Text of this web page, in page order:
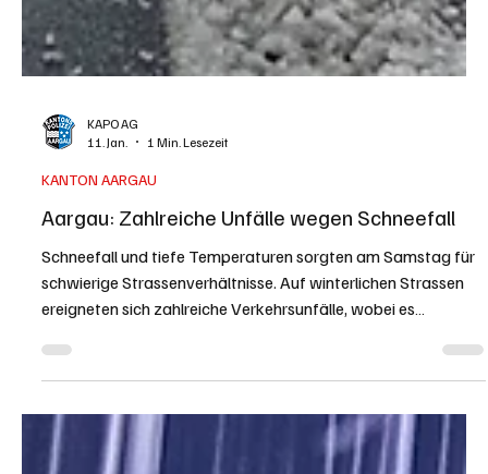
KAPO AG
11. Jan.
1 Min. Lesezeit
KANTON AARGAU
Schneefall und tiefe Temperaturen sorgten am Samstag für
schwierige Strassenverhältnisse. Auf winterlichen Strassen